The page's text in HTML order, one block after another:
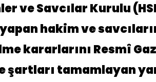
ve Savcılar Kurulu
hakim ve
kararlarını Resmî
şartları tamamlayan